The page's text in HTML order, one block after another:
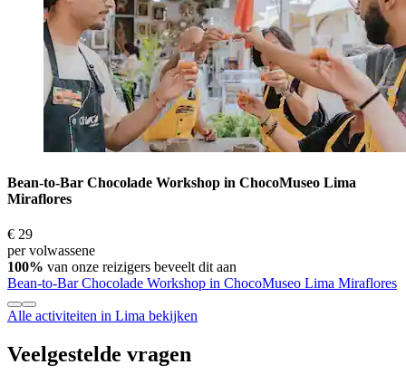
Bean-to-Bar Chocolade Workshop in ChocoMuseo Lima
Miraflores
€ 29
per volwassene
100% van onze reizigers beveelt dit aan
Bean-to-Bar Chocolade Workshop in ChocoMuseo Lima Miraflores
Alle activiteiten in Lima bekijken
Veelgestelde vragen